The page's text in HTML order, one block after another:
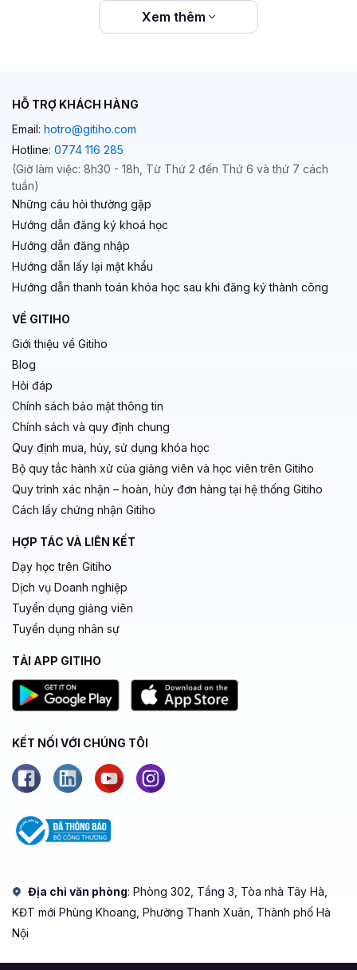
Xem thêm
HỖ TRỢ KHÁCH HÀNG
Email: hotro@gitiho.com
Hotline: 0774 116 285
(Giờ làm việc: 8h30 - 18h, Từ Thứ 2 đến Thứ 6 và thứ 7 cách
tuần)
Những câu hỏi thường gặp
Hướng dẫn đăng ký khoá học
Hướng dẫn đăng nhập
Hướng dẫn lấy lại mật khẩu
Hướng dẫn thanh toán khóa học sau khi đăng ký thành công
VỀ GITIHO
Giới thiệu về Gitiho
Blog
Hỏi đáp
Chính sách bảo mật thông tin
Chính sách và quy định chung
Quy định mua, hủy, sử dụng khóa học
Bộ quy tắc hành xử của giảng viên và học viên trên Gitiho
Quy trình xác nhận – hoàn, hủy đơn hàng tại hệ thống Gitiho
Cách lấy chứng nhận Gitiho
HỢP TÁC VÀ LIÊN KẾT
Dạy học trên Gitiho
Dịch vụ Doanh nghiệp
Tuyển dụng giảng viên
Tuyển dụng nhân sự
TẢI APP GITIHO
KẾT NỐI VỚI CHÚNG TÔI
Địa chỉ văn phòng: Phòng 302, Tầng 3, Tòa nhà Tây Hà,
KĐT mới Phùng Khoang, Phường Thanh Xuân, Thành phố Hà
Nội